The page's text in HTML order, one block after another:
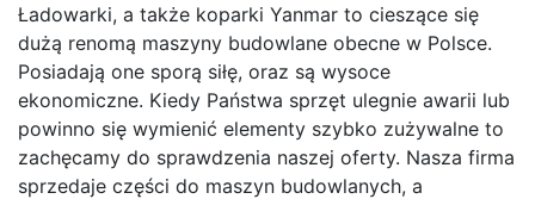
Ładowarki, a także koparki Yanmar to cieszące się
dużą renomą maszyny budowlane obecne w Polsce.
Posiadają one sporą siłę, oraz są wysoce
ekonomiczne. Kiedy Państwa sprzęt ulegnie awarii lub
powinno się wymienić elementy szybko zużywalne to
zachęcamy do sprawdzenia naszej oferty. Nasza firma
sprzedaje części do maszyn budowlanych, a